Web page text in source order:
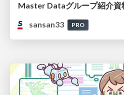
Master Dataグループ紹介資
sansan33
PRO